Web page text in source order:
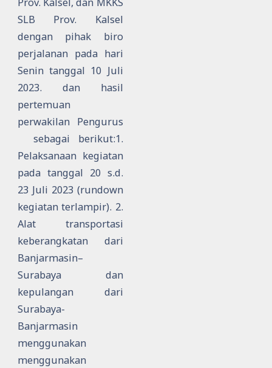
SLB Prov. Kalsel
dengan pihak biro
perjalanan pada hari
Senin tanggal 10 Juli
2023. dan hasil
pertemuan
perwakilan Pengurus
sebagai berikut:1.
Pelaksanaan kegiatan
pada tanggal 20 s.d.
23 Juli 2023 (rundown
kegiatan terlampir). 2.
Alat transportasi
keberangkatan dari
Banjarmasin–
Surabaya dan
kepulangan dari
Surabaya-
Banjarmasin
menggunakan
menggunakan